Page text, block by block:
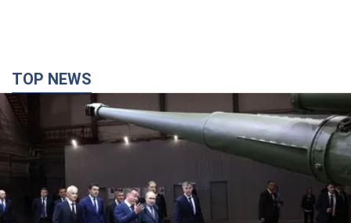
TOP NEWS